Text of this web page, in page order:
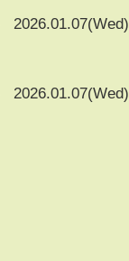
2026.01.07(Wed)
2026.01.07(Wed)